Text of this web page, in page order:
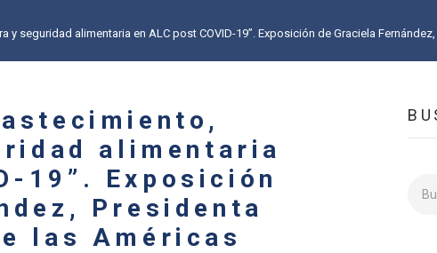
y seguridad alimentaria en ALC post COVID-19”. Exposición de Graciela
alimentaria
19”. Exposición
Presidenta
las Américas